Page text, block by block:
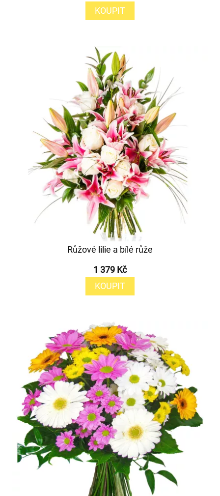
KOUPIT
Růžové lilie a bílé růže
1 379 Kč
KOUPIT